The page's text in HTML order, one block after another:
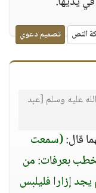
النص تصميم دعوي
عليه وسلم [عبد
قال:(سمعت
بعرفات: من
إزارا فليلبس